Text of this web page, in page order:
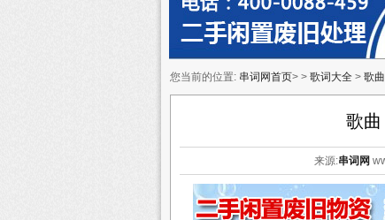
您当前的位置: 串词网首页> > 歌词大全 > 歌
歌曲
来源:串词网